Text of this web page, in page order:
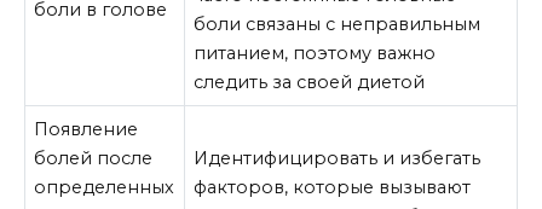
боли в голове
боли связаны с неправильным
питанием, поэтому важно
следить за своей диетой
Появление
болей после
определенных
Идентифицировать и избегать
факторов, которые вызывают